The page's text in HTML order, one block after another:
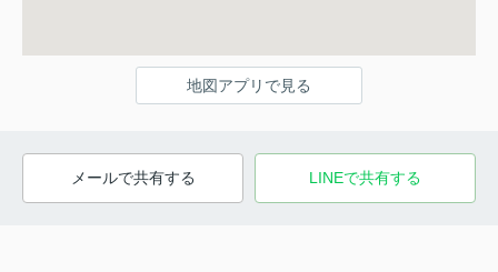
地図アプリで見る
メールで共有する LINEで共有する